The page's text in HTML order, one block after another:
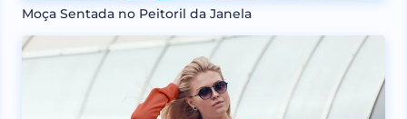
Moça Sentada no Peitoril da Janela